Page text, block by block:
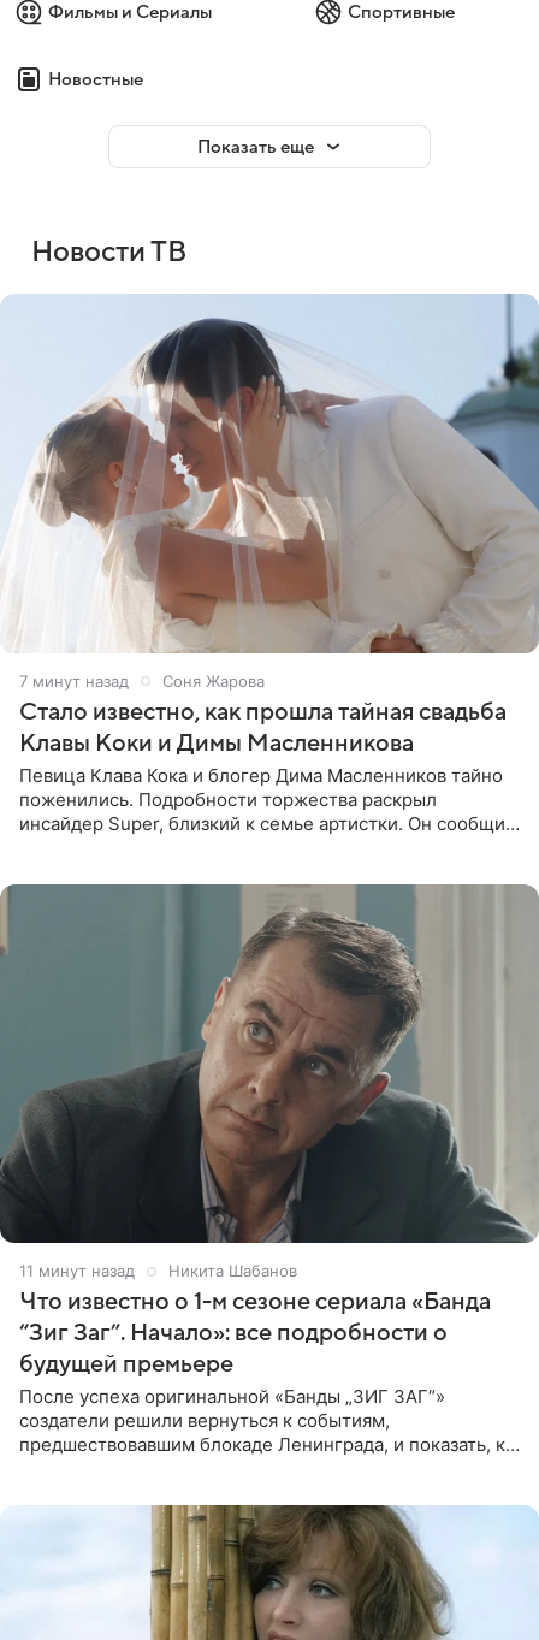
Фильмы и Сериалы Спортивные
Новостные
Показать еще
Новости ТВ
7 минут назад Соня Жарова
Стало известно, как прошла тайная свадьба
Клавы Коки и Димы Масленникова
Певица Клава Кока и блогер Дима Масленников тайно
поженились. Подробности торжества раскрыл
инсайдер Super, близкий к семье артистки. Он сообщил,
11 минут назад Никита Шабанов
Что известно о 1-м сезоне сериала «Банда
“Зиг Заг”. Начало»: все подробности о
будущей премьере
После успеха оригинальной «Банды „ЗИГ ЗАГ“»
создатели решили вернуться к событиям,
предшествовавшим блокаде Ленинграда, и показать, как